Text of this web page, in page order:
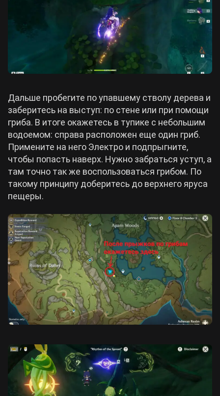
Дальше пробегите по упавшему стволу дерева и
заберитесь на выступ: по стене или при помощи
гриба. В итоге окажетесь в тупике с небольшим
водоемом: справа расположен еще один гриб.
Примените на него Электро и подпрыгните,
чтобы попасть наверх. Нужно забраться уступ, а
там точно так же воспользоваться грибом. По
такому принципу доберитесь до верхнего яруса
пещеры.